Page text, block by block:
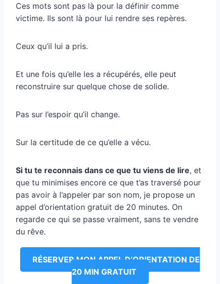
Ces mots sont pas là pour la définir comme
victime. Ils sont là pour lui rendre ses repères.
Ceux qu’il lui a pris.
Et une fois qu’elle les a récupérés, elle peut
reconstruire sur quelque chose de solide.
Pas sur l’espoir qu’il change.
Sur la certitude de ce qu’elle a vécu.
Si tu te reconnais dans ce que tu viens de lire, et
que tu minimises encore ce que t’as traversé pour
pas avoir à l’appeler par son nom, je propose un
appel d’orientation gratuit de 20 minutes. On
regarde ce qui se passe vraiment, sans te vendre
du rêve.
RÉSERVER MON APPEL D’ORIENTATION DE
20 MIN GRATUIT